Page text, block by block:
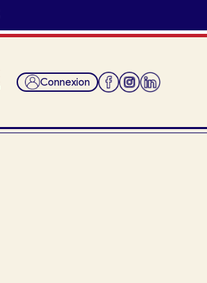
Connexion